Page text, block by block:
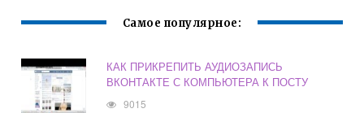
Самое популярное:
КАК ПРИКРЕПИТЬ АУДИОЗАПИСЬ
ВКОНТАКТЕ С КОМПЬЮТЕРА К ПОСТУ
9015